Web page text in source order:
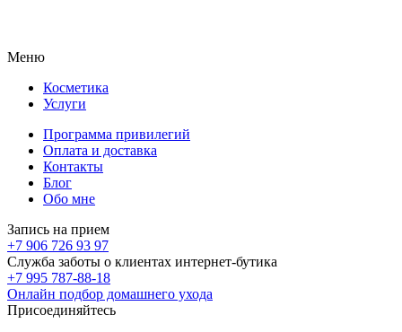
Меню
Косметика
Услуги
Программа привилегий
Оплата и доставка
Контакты
Блог
Обо мне
Запись на прием
+7 906 726 93 97
Служба заботы о клиентах интернет-бутика
+7 995 787-88-18
Онлайн подбор домашнего ухода
Присоединяйтесь